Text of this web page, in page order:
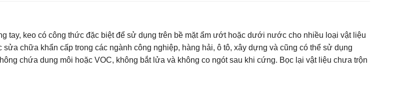
tay, keo có công thức đặc biệt để sử dụng trên bề mặt ẩm ướt hoặc dưới nước cho nhiều loại vật liệu
chữa khẩn cấp trong các ngành công nghiệp, hàng hải, ô tô, xây dựng và cũng có thể sử dụng
chứa dung môi hoặc VOC, không bắt lửa và không co ngót sau khi cứng. Bọc lại vật liệu chưa trộn